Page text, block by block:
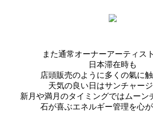
また通常オーナーアーティス
日本滞在時も
店頭販売のように多くの氣に
天気の良い日はサンチャージ
新月や満月のタイミングではムーン
石が喜ぶエネルギー管理を心